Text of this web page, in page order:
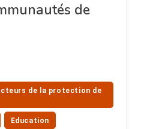
de
de la protection de
Education